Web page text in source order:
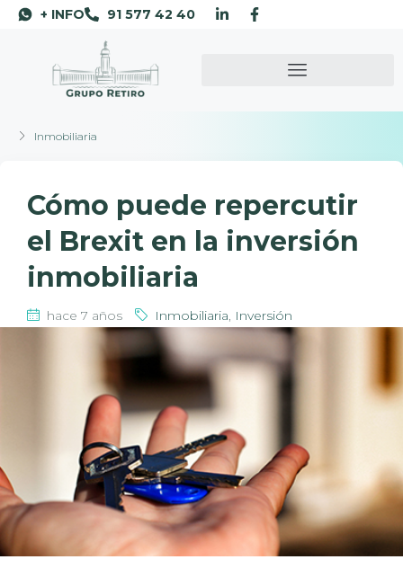
+ INFO 91 577 42 40
Inmobiliaria
Cómo puede repercutir
el Brexit en la inversión
inmobiliaria
hace 7 años Inmobiliaria, Inversión